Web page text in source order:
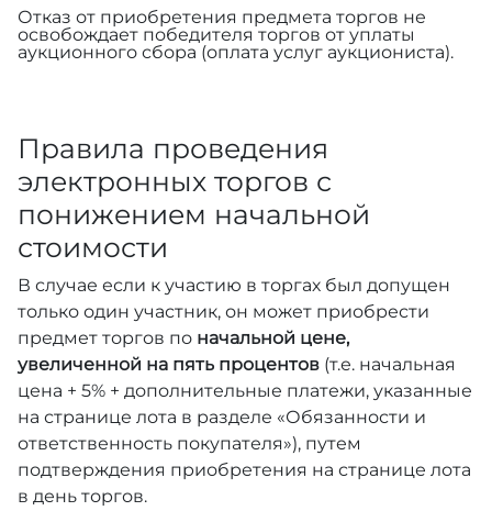
Отказ от приобретения предмета торгов не
освобождает победителя торгов от уплаты
аукционного сбора (оплата услуг аукциониста).
Правила проведения
электронных торгов с
понижением начальной
стоимости
В случае если к участию в торгах был допущен
только один участник, он может приобрести
предмет торгов по начальной цене,
увеличенной на пять процентов (т.е. начальная
цена + 5% + дополнительные платежи, указанные
на странице лота в разделе «Обязанности и
ответственность покупателя»), путем
подтверждения приобретения на странице лота
в день торгов.